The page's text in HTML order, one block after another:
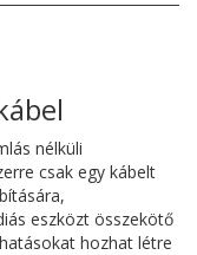
nélküli
csak egy kábelt
eszközt összekötő
hozhat létre